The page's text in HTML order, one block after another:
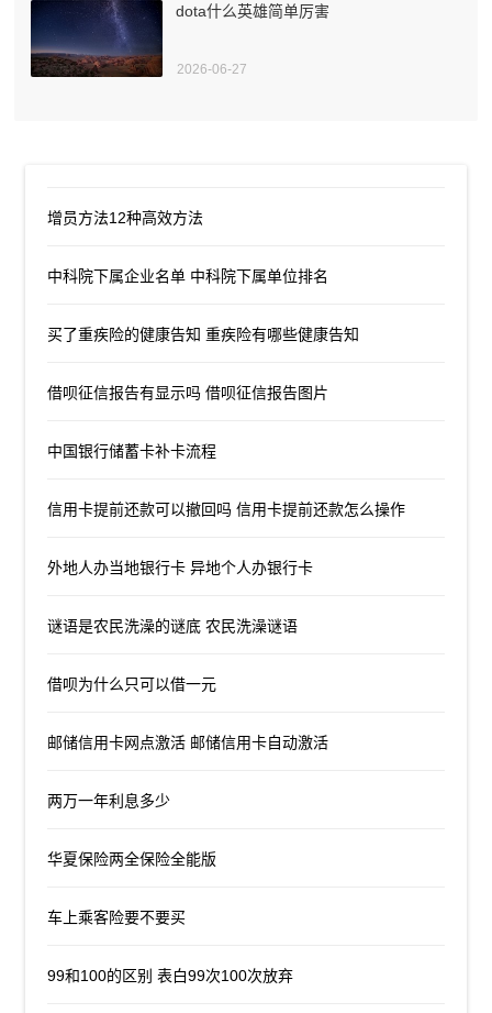
dota什么英雄简单厉害
2026-06-27
增员方法12种高效方法
中科院下属企业名单 中科院下属单位排名
买了重疾险的健康告知 重疾险有哪些健康告知
借呗征信报告有显示吗 借呗征信报告图片
中国银行储蓄卡补卡流程
信用卡提前还款可以撤回吗 信用卡提前还款怎么操作
外地人办当地银行卡 异地个人办银行卡
谜语是农民洗澡的谜底 农民洗澡谜语
借呗为什么只可以借一元
邮储信用卡网点激活 邮储信用卡自动激活
两万一年利息多少
华夏保险两全保险全能版
车上乘客险要不要买
99和100的区别 表白99次100次放弃